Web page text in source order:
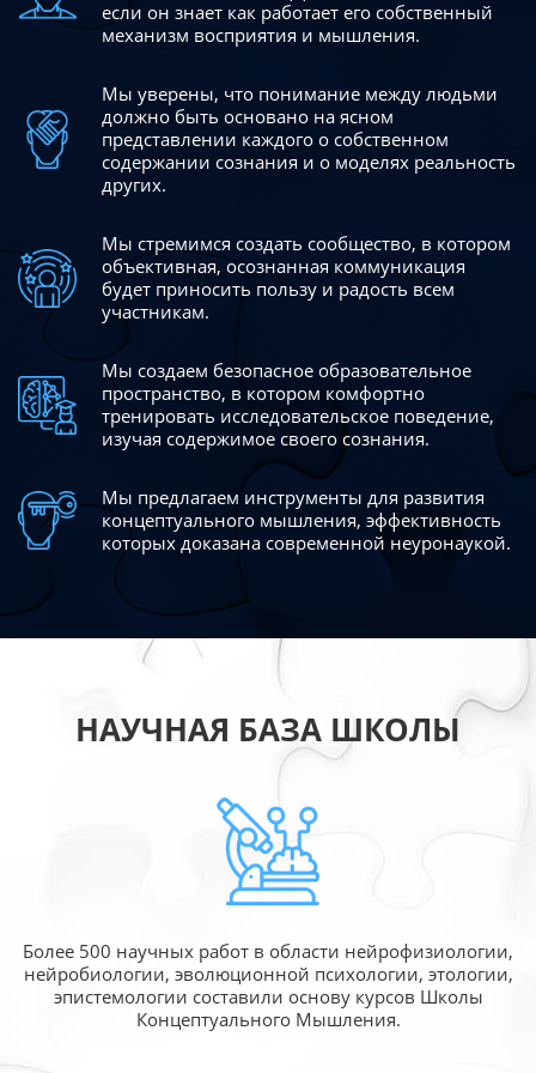
если он знает как работает его собственный
механизм восприятия и мышления.
Мы уверены, что понимание между людьми
должно быть основано на ясном
представлении каждого о собственном
содержании сознания и о моделях реальность
других.
Мы стремимся создать сообщество, в котором
объективная, осознанная коммуникация
будет приносить пользу и радость всем
участникам.
Мы создаем безопасное образовательное
пространство, в котором комфортно
тренировать исследовательское поведение,
изучая содержимое своего сознания.
Мы предлагаем инструменты для развития
концептуального мышления, эффективность
которых доказана современной неуронаукой.
НАУЧНАЯ БАЗА ШКОЛЫ
Более 500 научных работ в области нейрофизиологии,
нейробиологии, эволюционной психологии, этологии,
эпистемологии составили основу курсов Школы
Концептуального Мышления.